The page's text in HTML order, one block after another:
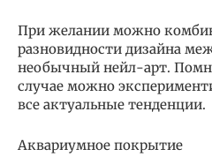
При желании можно
разновидности дизайна
необычный нейл-арт.
случае можно
все актуальные тенденции.
Аквариумное покрытие